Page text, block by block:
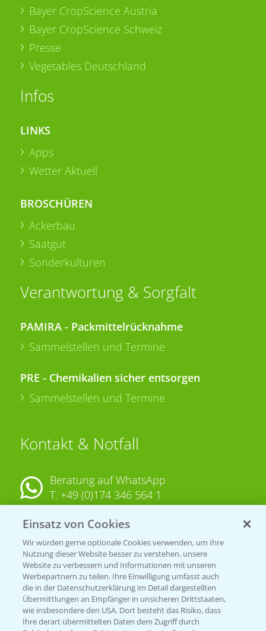
Bayer CropScience Austria
Bayer CropScience Schweiz
Presse
Vegetables Deutschland
Infos
LINKS
Apps
Wetter Aktuell
BROSCHÜREN
Ackerbau
Saatgut
Sonderkulturen
Verantwortung & Sorgfalt
PAMIRA - Packmittelrücknahme
Sammelstellen und Termine
PRE - Chemikalien sicher entsorgen
Sammelstellen und Termine
Kontakt & Notfall
Beratung auf WhatsApp
T. +49 (0)174 346 564 1
KONTAKT
Hilfe in Notfällen
T.+49 (0)214/30-20220
Einsatz von Cookies
Wir würden gerne optionale Cookies verwenden, um Ihre
Nutzung dieser Website besser zu verstehen, unsere
Website zu verbessern und Informationen mit unseren
Werbepartnern zu teilen. Ihre Einwilligung umfasst auch
die in der Datenschutzerklärung im Detail dargestellten
Übermittlungen an Empfänger in unsicheren Drittstaaten,
wie insbesondere den USA. Dort besteht das Risiko, dass
Ihre derart übermittelten Daten dem Zugriff durch